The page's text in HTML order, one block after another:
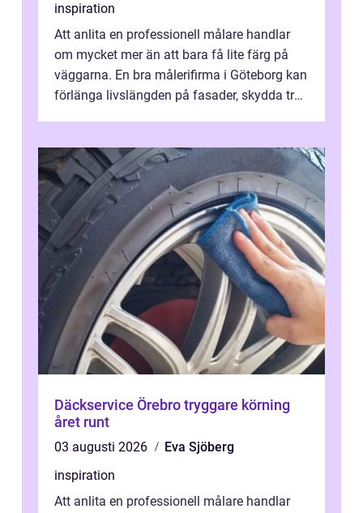
inspiration
Att anlita en professionell målare handlar
om mycket mer än att bara få lite färg på
väggarna. En bra målerifirma i Göteborg kan
förlänga livslängden på fasader, skydda trä
Däckservice Örebro tryggare körning
året runt
03 augusti 2026
Eva Sjöberg
inspiration
Att anlita en professionell målare handlar